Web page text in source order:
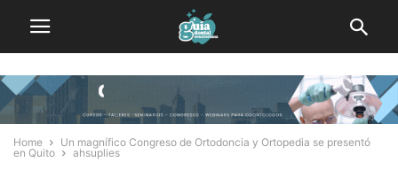
Home
Un magnífico Congreso de Ortodoncia y Ortopedia se presentó
en Quito
ahsuplies